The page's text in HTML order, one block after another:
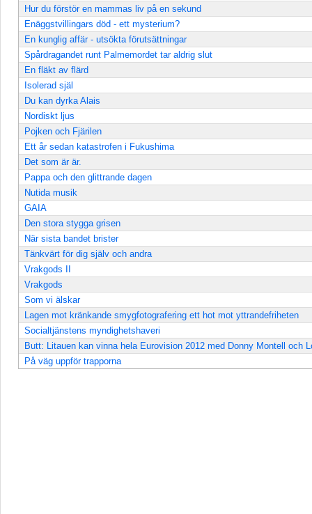
Hur du förstör en mammas liv på en sekund
Enäggstvillingars död - ett mysterium?
En kunglig affär - utsökta förutsättningar
Spårdragandet runt Palmemordet tar aldrig slut
En fläkt av flärd
Isolerad själ
Du kan dyrka Alais
Nordiskt ljus
Pojken och Fjärilen
Ett år sedan katastrofen i Fukushima
Det som är är.
Pappa och den glittrande dagen
Nutida musik
GAIA
Den stora stygga grisen
När sista bandet brister
Tänkvärt för dig själv och andra
Vrakgods II
Vrakgods
Som vi älskar
Lagen mot kränkande smygfotografering ett hot mot yttrandefriheten
Socialtjänstens myndighetshaveri
Butt: Litauen kan vinna hela Eurovision 2012 med Donny Montell och
På väg uppför trapporna